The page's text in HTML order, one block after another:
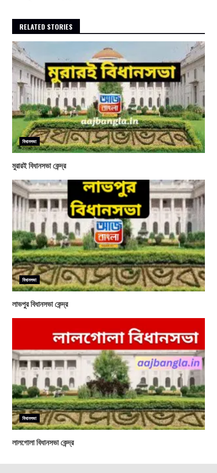
RELATED STORIES
বিধানসভা
মুরারই বিধানসভা কেন্দ্র
বিধানসভা
লাভপুর বিধানসভা কেন্দ্র
বিধানসভা
লালগোলা বিধানসভা কেন্দ্র